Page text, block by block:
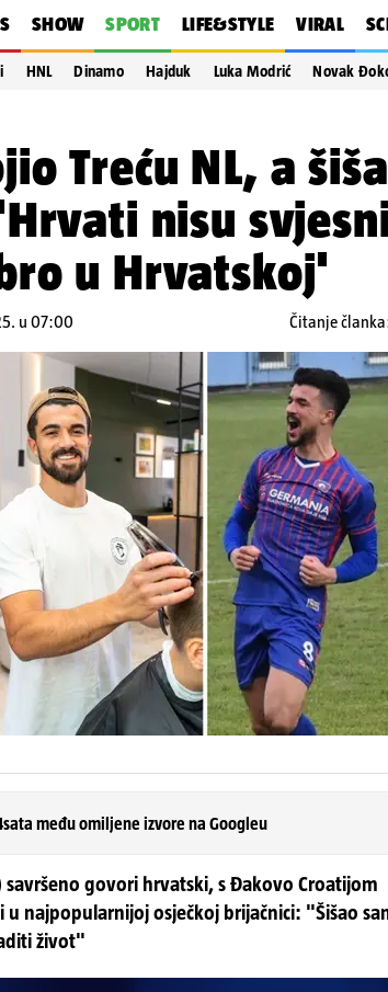
SHOW SPORT LIFE&STYLE VIRAL
HNL Dinamo Hajduk Luka Modrić Novak
Treću NL, a
nisu
u Hrvatskoj'
u 07:00 Čitanje
među omiljene izvore na Googleu
savršeno govori hrvatski, s Đakovo Croatijom
u najpopularnijoj osječkoj brijačnici: "Šišao
život"